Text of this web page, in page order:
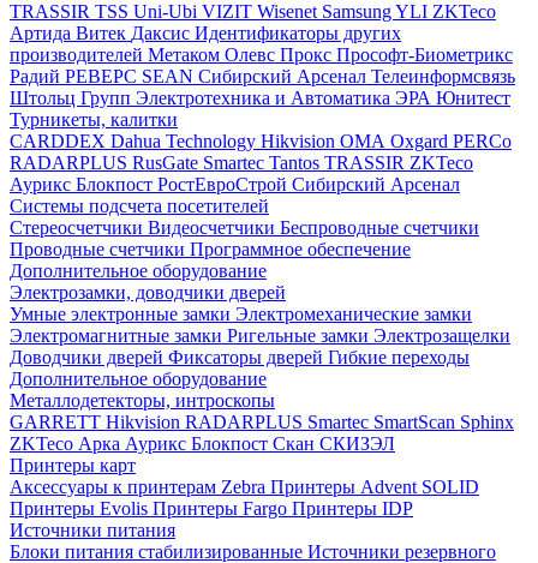
TRASSIR TSS Uni-Ubi VIZIT Wisenet SamsungYLI ZKTeco
Артида Витек Даксис Идентификаторы других
производителей Метаком Олевс Прокс Прософт-Биометрикс
Радий РЕВЕРС SEAN Сибирский Арсенал Телеинформсвязь
Штольц Групп Электротехника и Автоматика ЭРА Юнитест
Турникеты, калитки
CARDDEX Dahua Technology Hikvision ОМА Oxgard PERCo
RADARPLUS RusGate Smartec Tantos TRASSIR ZKTeco
Аурикс Блокпост РостЕвроСтрой Сибирский Арсенал
Системы подсчета посетителей
Стереосчетчики Видеосчетчики Беспроводные счетчики
Проводные счетчики Программное обеспечение
Дополнительное оборудование
Электрозамки, доводчики дверей
Умные электронные замки Электромеханические замки
Электромагнитные замки Ригельные замки Электрозащелки
Доводчики дверей Фиксаторы дверей Гибкие переходы
Дополнительное оборудование
Металлодетекторы, интроскопы
GARRETT Hikvision RADARPLUS Smartec SmartScan Sphinx
ZKTeco Арка Аурикс Блокпост Скан СКИЗЭЛ
Принтеры карт
Аксессуары к принтерам Zebra Принтеры Advent SOLID
Принтеры Evolis Принтеры Fargo Принтеры IDP
Источники питания
Блоки питания стабилизированные Источники резервного